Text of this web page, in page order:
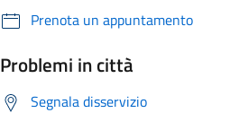
Prenota un appuntamento
Problemi in città
Segnala disservizio